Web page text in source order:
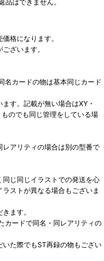
格になります。
ざいます。
名カードの物は基本同じカード
す。記載が無い場合はXY・
のでも同じ管理をしている場
アリティの場合は別の型番で
じ同じイラストでの発送を心
ストが異なる場合もございま
ます。
カードで同名・同レアリティの
た際でもST再録の物もござい